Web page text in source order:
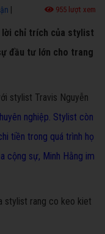
955 lượt xem
chỉ trích của stylist
đầu tư lớn cho trang
stylist Travis Nguyễn
nghiệp. Stylist còn
tiền trong quá trình họ
cộng sự, Minh Hằng im